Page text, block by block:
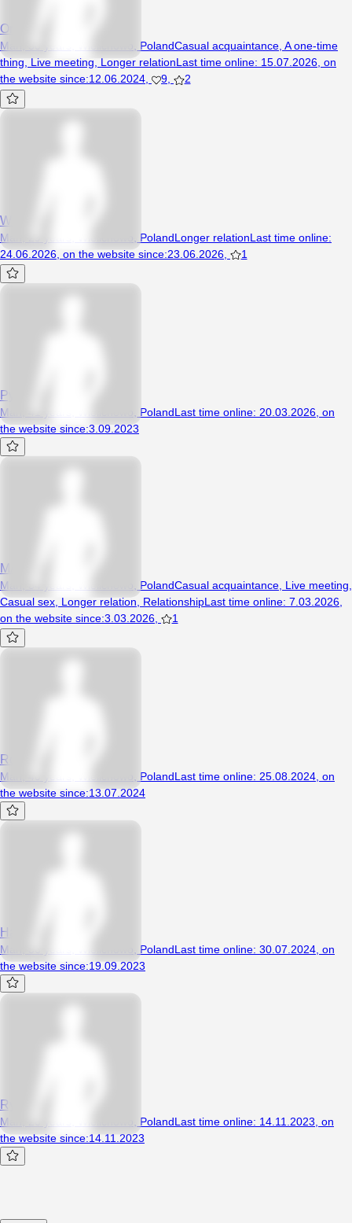
Onon123
Man, 30 years, Wielichowo, PolandCasual acquaintance A one-time
thing
Live meeting Longer relationLast time online: 15.07.2026 on
the website since:12.06.2024 9 2
Woojtekportek
Man, 29 years, Wielichowo, PolandLonger relationLast time online:
24.06.2026 on the website since:23.06.2026 1
Pyton1985
Man, 41 years, Wielichowo, PolandLast time online: 20.03.2026 on
the website since:3.09.2023
MAKS135a
Man, 34 years, Wielichowo, PolandCasual acquaintance Live meeting
Casual sex Longer relation RelationshipLast time online: 7.03.2026
on the website since:3.03.2026 1
Romeo17
Man, 40 years, Wielichowo, PolandLast time online: 25.08.2024 on
the website since:13.07.2024
Hastalavista1990
Man, 36 years, Wielichowo, PolandLast time online: 30.07.2024 on
the website since:19.09.2023
Rysiek33
Man, 26 years, Wielichowo, PolandLast time online: 14.11.2023, on
the website since:14.11.2023